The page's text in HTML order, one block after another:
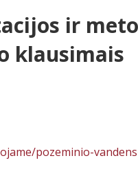
ir
klausimais
pozeminio-